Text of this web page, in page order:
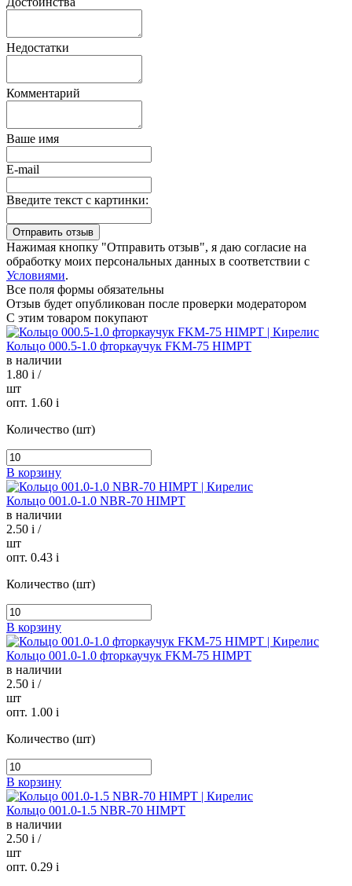
Недостатки
Комментарий
Ваше имя
E-mail
Введите текст с картинки:
Нажимая кнопку "Отправить отзыв", я даю согласие на
обработку моих персональных данных в соответствии с
Условиями.
Все поля формы обязательны
Отзыв будет опубликован после проверки модератором
С этим товаром покупают
Кольцо 000.5-1.0 фторкаучук FKM-75 HIMPT
в наличии
1.80 i /
шт
опт. 1.60 i
Количество (шт)
В корзину
Кольцо 001.0-1.0 NBR-70 HIMPT
в наличии
2.50 i /
шт
опт. 0.43 i
Количество (шт)
В корзину
Кольцо 001.0-1.0 фторкаучук FKM-75 HIMPT
в наличии
2.50 i /
шт
опт. 1.00 i
Количество (шт)
В корзину
Кольцо 001.0-1.5 NBR-70 HIMPT
в наличии
2.50 i /
шт
опт. 0.29 i